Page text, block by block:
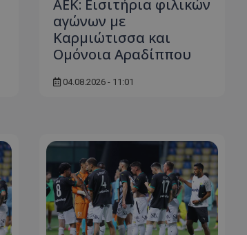
ΑΕΚ: Εισιτήρια φιλικών
αγώνων με
Καρμιώτισσα και
Ομόνοια Αραδίππου
04.08.2026 - 11:01